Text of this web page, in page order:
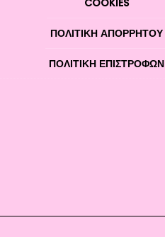
ΠΟΛΙΤΙΚΉ ΑΠΟΡΡΉΤΟΥ
ΠΟΛΙΤΙΚΉ ΕΠΙΣΤΡΟΦΏΝ